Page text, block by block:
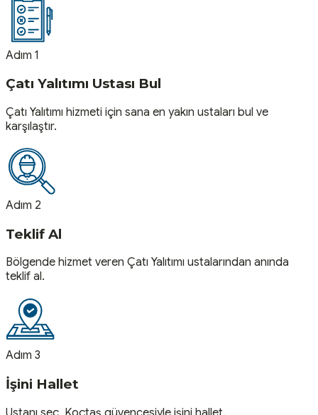
Adım 1
Çatı Yalıtımı Ustası Bul
Çatı Yalıtımı hizmeti için sana en yakın ustaları bul ve
karşılaştır.
Adım 2
Teklif Al
Bölgende hizmet veren Çatı Yalıtımı ustalarından anında
teklif al.
Adım 3
İşini Hallet